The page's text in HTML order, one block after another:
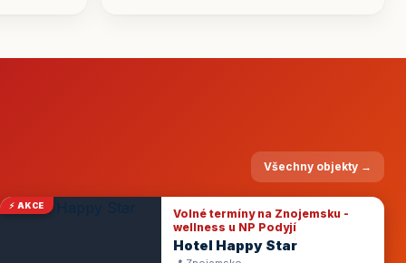
Všechny objekty →
⚡ AKCE
Volné termíny na Znojemsku -
wellness u NP Podyjí
Hotel Happy Star